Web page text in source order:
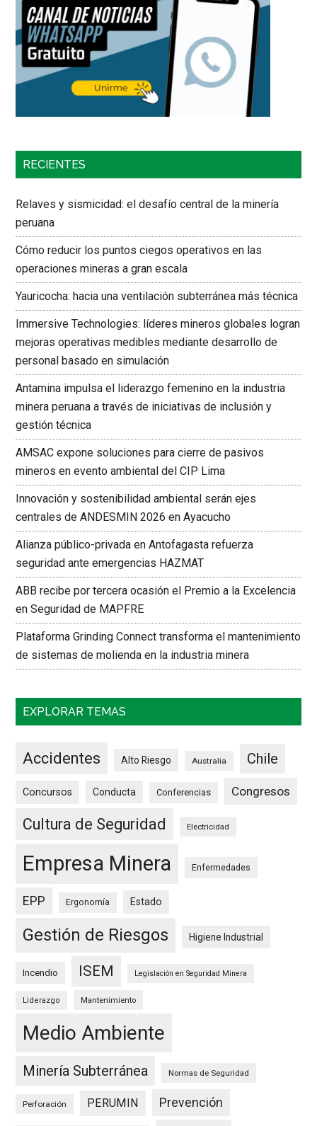
RECIENTES
Relaves y sismicidad: el desafío central de la minería
peruana
Cómo reducir los puntos ciegos operativos en las
operaciones mineras a gran escala
Yauricocha: hacia una ventilación subterránea más técnica
Immersive Technologies: líderes mineros globales logran
mejoras operativas medibles mediante desarrollo de
personal basado en simulación
Antamina impulsa el liderazgo femenino en la industria
minera peruana a través de iniciativas de inclusión y
gestión técnica
AMSAC expone soluciones para cierre de pasivos
mineros en evento ambiental del CIP Lima
Innovación y sostenibilidad ambiental serán ejes
centrales de ANDESMIN 2026 en Ayacucho
Alianza público-privada en Antofagasta refuerza
seguridad ante emergencias HAZMAT
ABB recibe por tercera ocasión el Premio a la Excelencia
en Seguridad de MAPFRE
Plataforma Grinding Connect transforma el mantenimiento
de sistemas de molienda en la industria minera
EXPLORAR TEMAS
Accidentes Alto Riesgo Australia Chile
Concursos Conducta Conferencias Congresos
Cultura de Seguridad Electricidad
Empresa Minera Enfermedades
EPP Ergonomía Estado
Gestión de Riesgos Higiene Industrial
Incendio ISEM Legislación en Seguridad Minera
Liderazgo Mantenimiento
Medio Ambiente
Minería Subterránea Normas de Seguridad
Perforación PERUMIN Prevención